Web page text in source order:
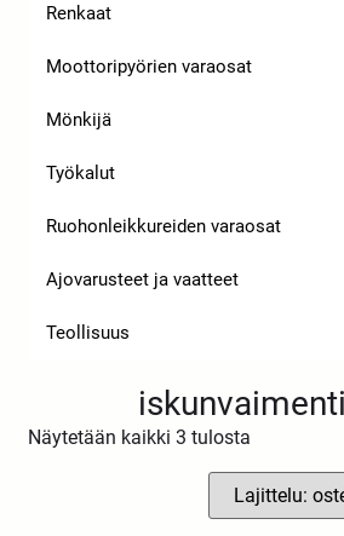
Renkaat
Moottoripyörien varaosat
Mönkijä
Työkalut
Ruohonleikkureiden varaosat
Ajovarusteet ja vaatteet
Teollisuus
Näytetään kaikki 3 tulosta